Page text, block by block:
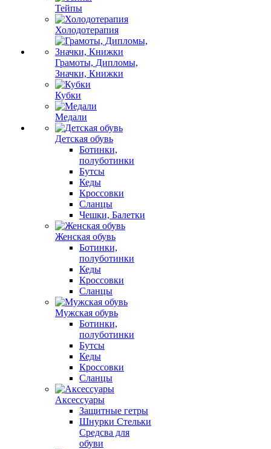
Тейпы
Холодотерапия
Грамоты, Дипломы,
Значки, Книжки
Кубки
Медали
Детская обувь
Ботинки,
полуботинки
Бутсы
Кеды
Кроссовки
Сланцы
Чешки, Балетки
Женская обувь
Ботинки,
полуботинки
Кеды
Кроссовки
Сланцы
Мужская обувь
Ботинки,
полуботинки
Бутсы
Кеды
Кроссовки
Сланцы
Аксессуары
Защитные гетры
Шнурки Стельки
Средсва для
обуви